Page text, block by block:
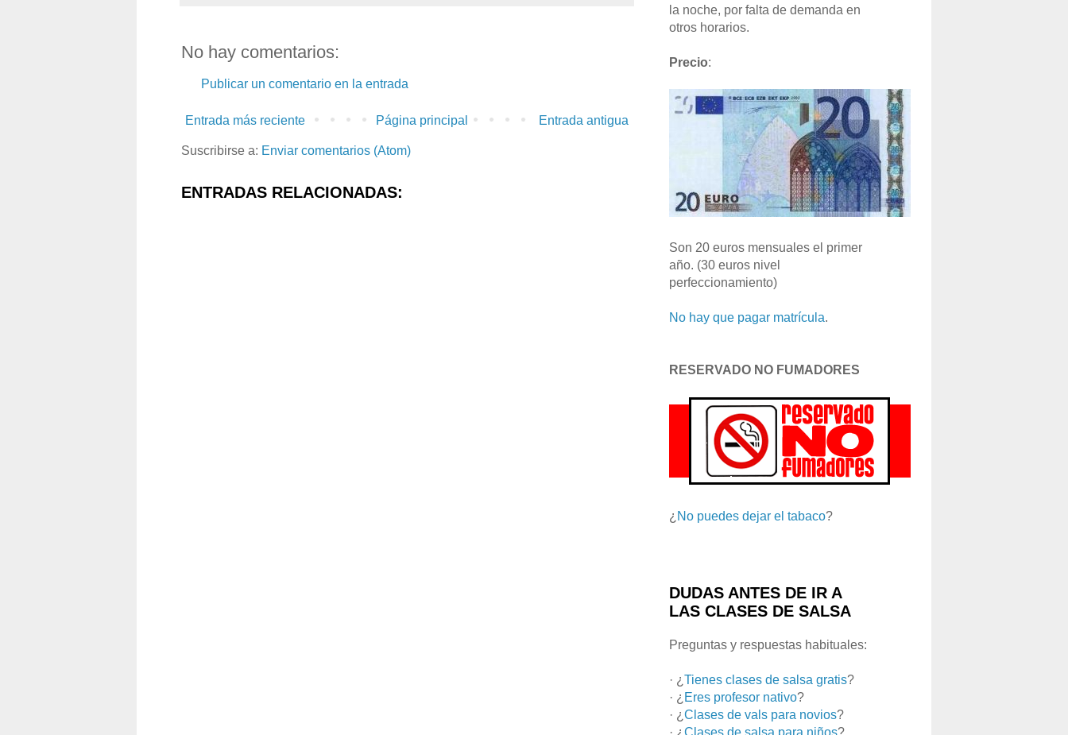
No hay comentarios:
Publicar un comentario en la entrada
Entrada más reciente Entrada antigua
Página principal
Suscribirse a: Enviar comentarios (Atom)
ENTRADAS RELACIONADAS:
la noche, por falta de demanda en
otros horarios.
Precio:
Son 20 euros mensuales el primer
año. (30 euros nivel
perfeccionamiento)
No hay que pagar matrícula.
RESERVADO NO FUMADORES
¿ No puedes dejar el tabaco?
DUDAS ANTES DE IR A
LAS CLASES DE SALSA
Preguntas y respuestas habituales:
· ¿ Tienes clases de salsa gratis?
· ¿ Eres profesor nativo?
· ¿ Clases de vals para novios?
· ¿ Clases de salsa para niños?